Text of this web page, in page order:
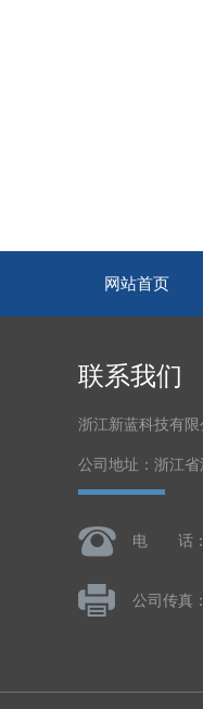
网站首页
联系我们
浙江新蓝科技有限
公司地址：浙江
电 话：
公司传真